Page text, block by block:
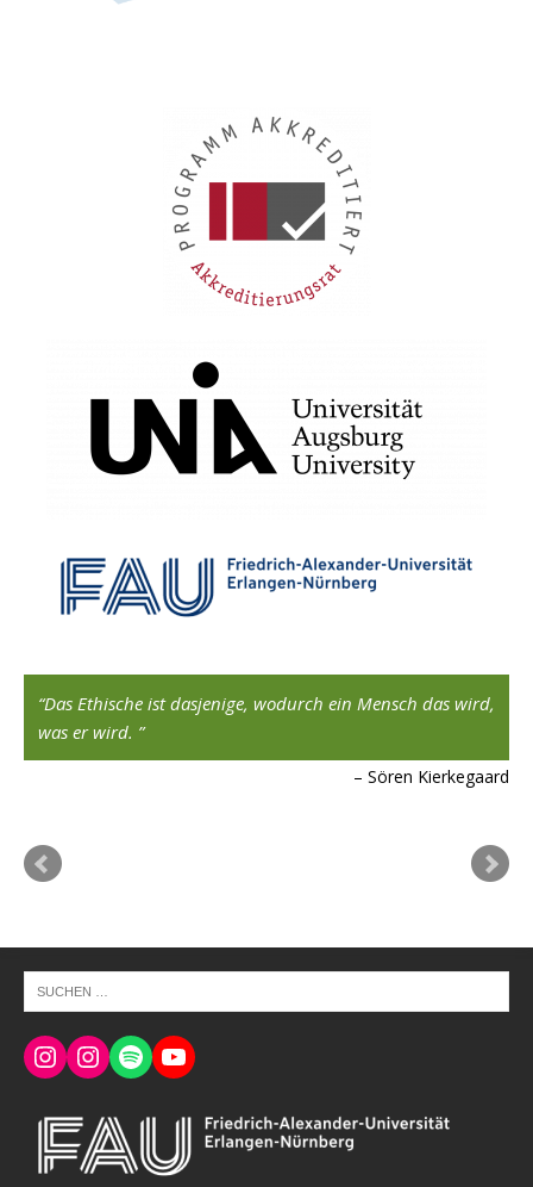
Das Ethische ist dasjenige, wodurch ein Mensch das wird,
was er wird.
Sören Kierkegaard